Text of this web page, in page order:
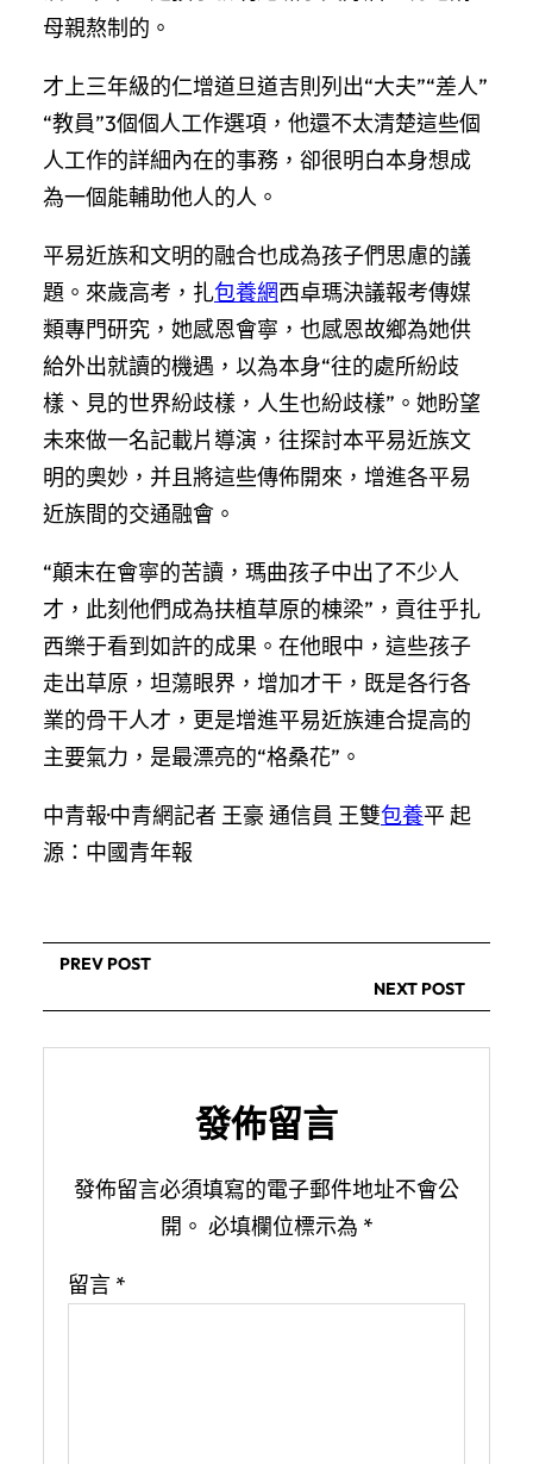
母親熬制的。
才上三年級的仁增道旦道吉則列出“大夫”“差人”
“教員”3個個人工作選項，他還不太清楚這些個
人工作的詳細內在的事務，卻很明白本身想成
為一個能輔助他人的人。
平易近族和文明的融合也成為孩子們思慮的議
題。來歲高考，扎包養網西卓瑪決議報考傳媒
類專門研究，她感恩會寧，也感恩故鄉為她供
給外出就讀的機遇，以為本身“往的處所紛歧
樣、見的世界紛歧樣，人生也紛歧樣”。她盼望
未來做一名記載片導演，往探討本平易近族文
明的奧妙，并且將這些傳佈開來，增進各平易
近族間的交通融會。
“顛末在會寧的苦讀，瑪曲孩子中出了不少人
才，此刻他們成為扶植草原的棟梁”，貢往乎扎
西樂于看到如許的成果。在他眼中，這些孩子
走出草原，坦蕩眼界，增加才干，既是各行各
業的骨干人才，更是增進平易近族連合提高的
主要氣力，是最漂亮的“格桑花”。
中青報·中青網記者 王豪 通信員 王雙包養平 起
源：中國青年報
PREV POST
NEXT POST
發佈留言
發佈留言必須填寫的電子郵件地址不會公
開。 必填欄位標示為 *
留言 *